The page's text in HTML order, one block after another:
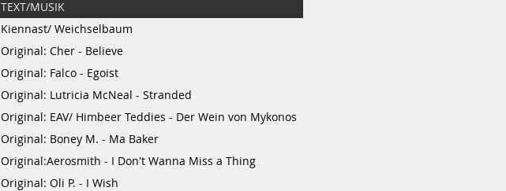
TEXT/MUSIK
Kiennast/ Weichselbaum
Original: Cher - Believe
Original: Falco - Egoist
Original: Lutricia McNeal - Stranded
Original: EAV/ Himbeer Teddies - Der Wein von Mykonos
Original: Boney M. - Ma Baker
Original:Aerosmith - I Don't Wanna Miss a Thing
Original: Oli P. - I Wish